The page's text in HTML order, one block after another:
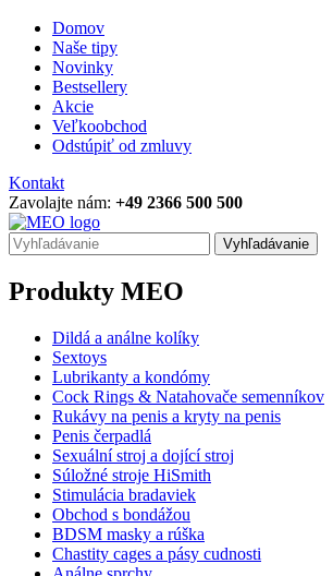
Domov
Naše tipy
Novinky
Bestsellery
Akcie
Veľkoobchod
Odstúpiť od zmluvy
Kontakt
Zavolajte nám: +49 2366 500 500
Vyhľadávanie
Produkty MEO
Dildá a análne kolíky
Sextoys
Lubrikanty a kondómy
Cock Rings & Natahovače semenníkov
Rukávy na penis a kryty na penis
Penis čerpadlá
Sexuální stroj a dojící stroj
Súložné stroje HiSmith
Stimulácia bradaviek
Obchod s bondážou
BDSM masky a rúška
Chastity cages a pásy cudnosti